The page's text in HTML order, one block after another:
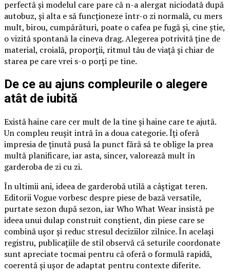
perfectă și modelul care pare că n-a alergat niciodată după
autobuz, și alta e să funcționeze într-o zi normală, cu mers
mult, birou, cumpărături, poate o cafea pe fugă și, cine știe,
o vizită spontană la cineva drag. Alegerea potrivită ține de
material, croială, proporții, ritmul tău de viață și chiar de
starea pe care vrei s-o porți pe tine.
De ce au ajuns compleurile o alegere
atât de iubită
Există haine care cer mult de la tine și haine care te ajută.
Un compleu reușit intră în a doua categorie. Îți oferă
impresia de ținută pusă la punct fără să te oblige la prea
multă planificare, iar asta, sincer, valorează mult în
garderoba de zi cu zi.
În ultimii ani, ideea de garderobă utilă a câștigat teren.
Editorii Vogue vorbesc despre piese de bază versatile,
purtate sezon după sezon, iar Who What Wear insistă pe
ideea unui dulap construit conștient, din piese care se
combină ușor și reduc stresul deciziilor zilnice. În același
registru, publicațiile de stil observă că seturile coordonate
sunt apreciate tocmai pentru că oferă o formulă rapidă,
coerentă și ușor de adaptat pentru contexte diferite.